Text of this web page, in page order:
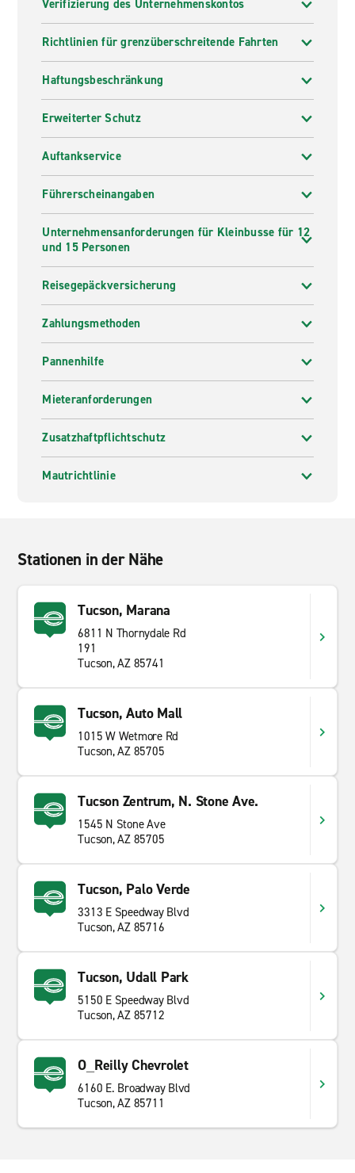
Verifizierung des Unternehmenskontos
Richtlinien für grenzüberschreitende Fahrten
Haftungsbeschränkung
Erweiterter Schutz
Auftankservice
Führerscheinangaben
Unternehmensanforderungen für Kleinbusse für 12
und 15 Personen
Reisegepäckversicherung
Zahlungsmethoden
Pannenhilfe
Mieteranforderungen
Zusatzhaftpflichtschutz
Mautrichtlinie
Stationen in der Nähe
Tucson, Marana
6811 N Thornydale Rd
191
Tucson, AZ 85741
Tucson, Auto Mall
1015 W Wetmore Rd
Tucson, AZ 85705
Tucson Zentrum, N. Stone Ave.
1545 N Stone Ave
Tucson, AZ 85705
Tucson, Palo Verde
3313 E Speedway Blvd
Tucson, AZ 85716
Tucson, Udall Park
5150 E Speedway Blvd
Tucson, AZ 85712
O_Reilly Chevrolet
6160 E. Broadway Blvd
Tucson, AZ 85711